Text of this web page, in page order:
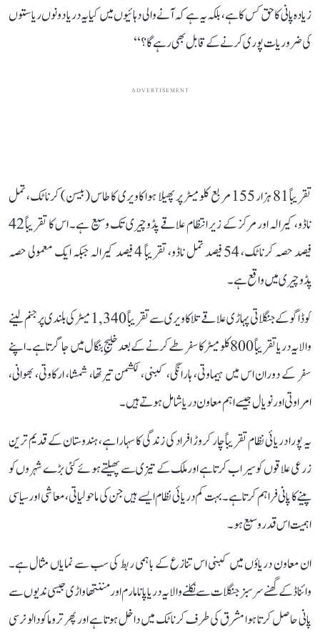
زیادہ پانی کا حق کس کا ہے، بلکہ یہ ہے کہ آنے والی دہائیوں میں کیا یہ دریا دونوں ریاستوں
کی ضروریات پوری کرنے کے قابل بھی رہے گا؟‘‘
ADVERTISEMENT
تقریباً 81 ہزار 155 مربع کلومیٹر پر پھیلا ہوا کاویری کا طاس (بیسن) کرناٹک، تمل
ناڈو، کیرالہ اور مرکز کے زیر انتظام علاقے پڈوچیری تک وسیع ہے۔ اس کا تقریباً 42
فیصد حصہ کرناٹک، 54 فیصد تمل ناڈو، تقریباً 4 فیصد کیرالہ جبکہ ایک معمولی حصہ
پڈوچیری میں واقع ہے۔
کوڈاگو کے جنگلاتی پہاڑی علاقے تلاکاویری سے تقریباً 1,340 میٹر کی بلندی پر جنم لینے
والا یہ دریا تقریباً 800 کلومیٹر کا سفر طے کرنے کے بعد خلیجِ بنگال میں جا گرتا ہے۔ اپنے
سفر کے دوران اس میں ہیماوتی، ہارانگی، کبنی، لکشمن تیرتھا، شمشا، ارکاوتی، بھوانی،
امراوتی اور نویال جیسے اہم معاون دریا شامل ہوتے ہیں۔
یہ پورا دریائی نظام تقریباً چار کروڑ افراد کی زندگی کا سہارا ہے، ہندوستان کے قدیم ترین
زرعی علاقوں کو سیراب کرتا ہے اور ملک کے تیزی سے پھیلتے ہوئے کئی بڑے شہروں کو
پینے کا پانی فراہم کرتا ہے۔ بہت کم دریائی نظام ایسے ہیں جن کی ماحولیاتی، معاشی اور سیاسی
اہمیت اس قدر وسیع ہو۔
ان معاون دریاؤں میں کبنی اس تنازع کے باہمی ربط کی سب سے نمایاں مثال ہے۔
وائناڈ کے گھنے سرسبز جنگلات سے نکلنے والا یہ دریا پانامارم اور مننتھاواڑی جیسی ندیوں سے
پانی حاصل کرتا ہوا مشرق کی طرف کرناٹک میں داخل ہوتا ہے اور پھر تروماکودالو نرسی